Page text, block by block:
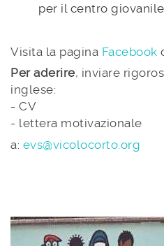
per il centro
Visita la pagina Facebook
Per aderire, inviare
inglese:
- CV
- lettera motivazionale
a: evs@vicolocorto.org